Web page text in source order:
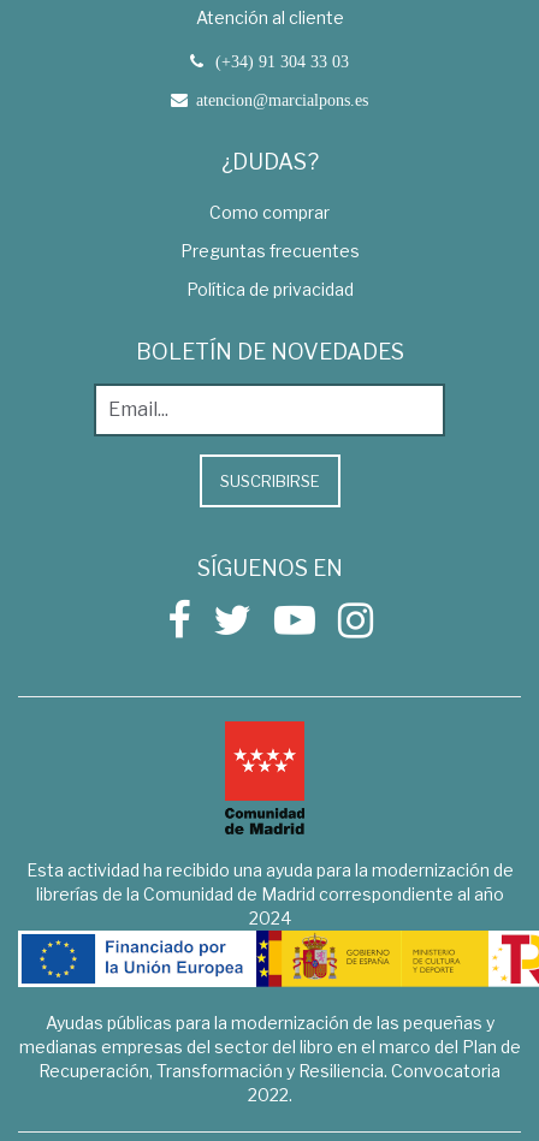
Atención al cliente
(+34) 91 304 33 03
atencion@marcialpons.es
¿DUDAS?
Como comprar
Preguntas frecuentes
Política de privacidad
BOLETÍN DE NOVEDADES
SUSCRIBIRSE
SÍGUENOS EN
Esta actividad ha recibido una ayuda para la modernización de
librerías de la Comunidad de Madrid correspondiente al año
2024
Ayudas públicas para la modernización de las pequeñas y
medianas empresas del sector del libro en el marco del Plan de
Recuperación, Transformación y Resiliencia. Convocatoria
2022.